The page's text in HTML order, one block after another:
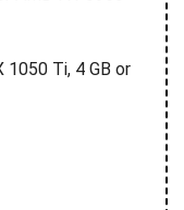
1050 Ti, 4 GB or